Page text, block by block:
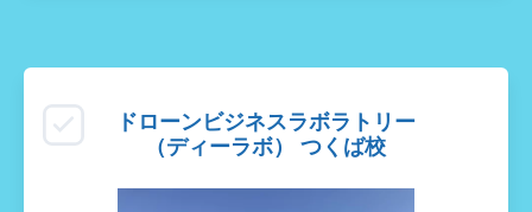
ドローンビジネスラボラトリー
（ディーラボ） つくば校